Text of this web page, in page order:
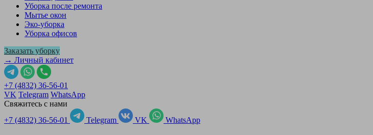
Уборка после ремонта
Мытье окон
Эко-уборка
Уборка офисов
Заказать уборку
→ Личный кабинет
+7 (4832) 36-56-01
VK Telegram WhatsApp
Свяжитесь с нами
+7 (4832) 36-56-01
Telegram VK WhatsApp